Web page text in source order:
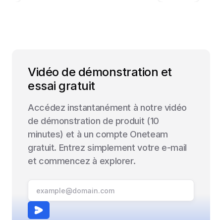
Vidéo de démonstration et
essai gratuit
Accédez instantanément à notre vidéo
de démonstration de produit (10
minutes) et à un compte Oneteam
gratuit. Entrez simplement votre e-mail
et commencez à explorer.